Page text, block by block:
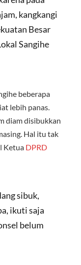
kangkangi
Besar
Sangihe
beberapa
lebih panas.
diam disibukkan
Hal itu tak
Ketua DPRD
sibuk,
ikuti saja
belum